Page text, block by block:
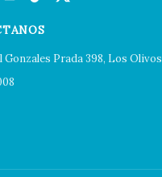
Gonzales Prada 398, Los Olivos